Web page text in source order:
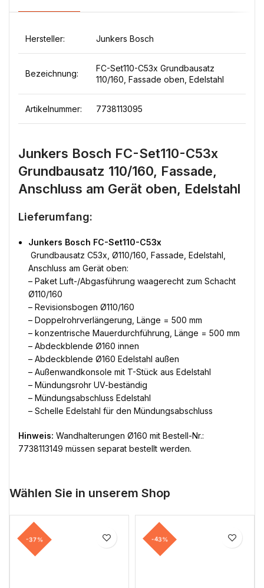
Hersteller: Junkers Bosch
Bezeichnung:
FC-Set110-C53x Grundbausatz
110/160, Fassade oben, Edelstahl
Artikelnummer: 7738113095
Junkers Bosch FC-Set110-C53x
Grundbausatz 110/160, Fassade,
Anschluss am Gerät oben, Edelstahl
Lieferumfang:
Junkers Bosch FC-Set110-C53x
 Grundbausatz C53x, Ø110/160, Fassade, Edelstahl,
Anschluss am Gerät oben:
– Paket Luft-/Abgasführung waagerecht zum Schacht
Ø110/160
– Revisionsbogen Ø110/160
– Doppelrohrverlängerung, Länge = 500 mm
– konzentrische Mauerdurchführung, Länge = 500 mm
– Abdeckblende Ø160 innen
– Abdeckblende Ø160 Edelstahl außen
– Außenwandkonsole mit T-Stück aus Edelstahl
– Mündungsrohr UV-beständig
– Mündungsabschluss Edelstahl
– Schelle Edelstahl für den Mündungsabschluss
Hinweis: Wandhalterungen Ø160 mit Bestell-Nr.:
7738113149 müssen separat bestellt werden.
Wählen Sie in unserem Shop
-37% -43%